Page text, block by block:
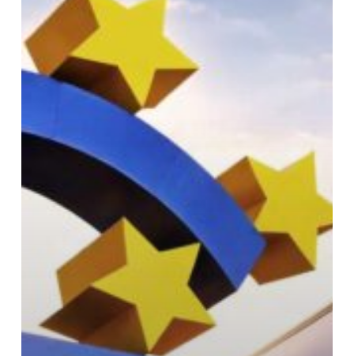
seine
digitale
Logistiklösung
voranzutreiben